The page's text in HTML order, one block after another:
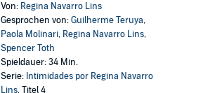
Von: Regina Navarro Lins
Gesprochen von:Guilherme Teruya,
Paola Molinari, Regina Navarro Lins,
Spencer Toth
Spieldauer: 34 Min.
Serie: Intimidades por Regina Navarro
Lins, Titel 4